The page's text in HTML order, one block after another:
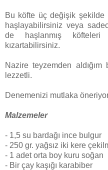
Bu köfte üç değişik şekilde
haşlayabilirsiniz veya
de haşlanmış köfteleri
kızartabilirsiniz.
Nazire teyzemden
lezzetli.
Denemenizi mutlaka
Malzemeler
- 1,5 su bardağı ince bulgur
- 250 gr. yağsız iki kere
- 1 adet orta boy kuru soğan
- Bir çay kaşığı karabiber